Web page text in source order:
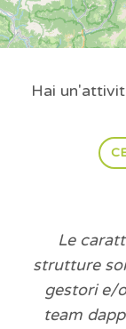
Hai
Le
strutture
gestori e/
team